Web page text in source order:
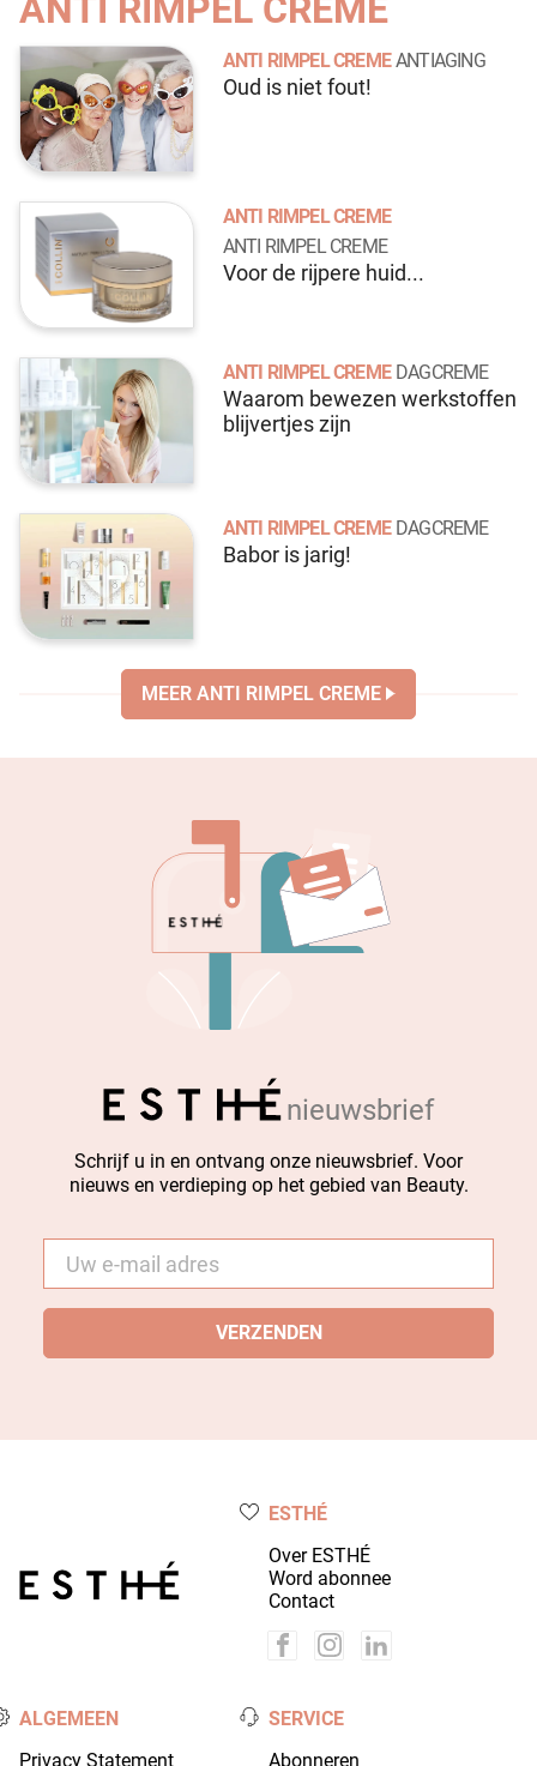
ANTI RIMPEL CREME
ANTI RIMPEL CREME ANTIAGING
Oud is niet fout!
ANTI RIMPEL CREME
ANTI RIMPEL CREME
Voor de rijpere huid...
ANTI RIMPEL CREME DAGCREME
Waarom bewezen werkstoffen
blijvertjes zijn
ANTI RIMPEL CREME DAGCREME
Babor is jarig!
MEER ANTI RIMPEL CREME
nieuwsbrief
Schrijf u in en ontvang onze nieuwsbrief. Voor
nieuws en verdieping op het gebied van Beauty.
mail *
ESTHÉ
Over ESTHÉ
Word abonnee
Contact
ALGEMEEN
Privacy Statement
SERVICE
Abonneren